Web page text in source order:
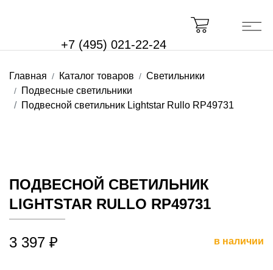
+7 (495) 021-22-24
Главная Каталог товаров
Светильники
Подвесные светильники
Подвесной светильник Lightstar Rullo RP49731
ПОДВЕСНОЙ СВЕТИЛЬНИК
LIGHTSTAR RULLO RP49731
3 397 ₽ в наличии